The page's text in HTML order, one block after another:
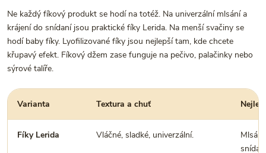
Ne každý fíkový produkt se hodí na totéž. Na univerzální mlsání a
krájení do snídaní jsou praktické fíky Lerida. Na menší svačiny se
hodí baby fíky. Lyofilizované fíky jsou nejlepší tam, kde chcete
křupavý efekt. Fíkový džem zase funguje na pečivo, palačinky nebo
sýrové talíře.
Varianta Textura a chuť
Fíky Lerida Vláčné, sladké, univerzální.